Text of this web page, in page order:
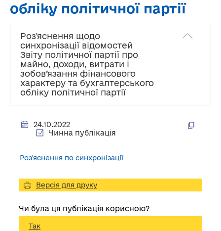
обліку політичної партії
Роз'яснення щодо
синхронізації відомостей
Звіту політичної партії про
майно, доходи, витрати і
зобов’язання фінансового
характеру та бухгалтерського
обліку політичної партії
24.10.2022
Чинна публікація
Роз'яснення по синхронізації
Версія для друку
Чи була ця публікація корисною?
Так